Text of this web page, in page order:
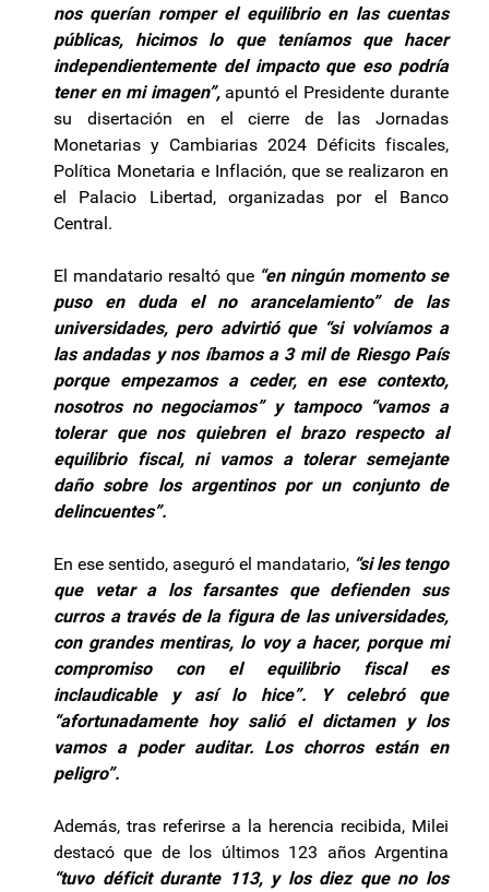
nos querían romper el equilibrio en las cuentas
públicas, hicimos lo que teníamos que hacer
independientemente del impacto que eso podría
tener en mi imagen”,apuntó el Presidente durante
su disertación en el cierre de las Jornadas
Monetarias y Cambiarias 2024 Déficits fiscales,
Política Monetaria e Inflación, que se realizaron en
el Palacio Libertad, organizadas por el Banco
Central.
El mandatario resaltó que “en ningún momento se
puso en duda el no arancelamiento” de las
universidades, pero advirtió que “si volvíamos a
las andadas y nos íbamos a 3 mil de Riesgo País
porque empezamos a ceder, en ese contexto,
nosotros no negociamos” y tampoco “vamos a
tolerar que nos quiebren el brazo respecto al
equilibrio fiscal, ni vamos a tolerar semejante
daño sobre los argentinos por un conjunto de
delincuentes”.
En ese sentido, aseguró el mandatario, “si les tengo
que vetar a los farsantes que defienden sus
curros a través de la figura de las universidades,
con grandes mentiras, lo voy a hacer, porque mi
compromiso con el equilibrio fiscal es
inclaudicable y así lo hice”. Y celebró que
“afortunadamente hoy salió el dictamen y los
vamos a poder auditar. Los chorros están en
peligro”.
Además, tras referirse a la herencia recibida, Milei
destacó que de los últimos 123 años Argentina
“tuvo déficit durante 113, y los diez que no los